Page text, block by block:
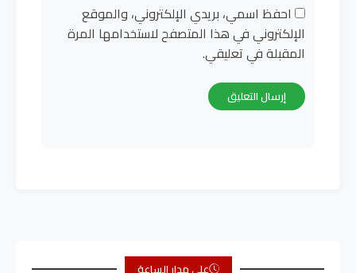
احفظ اسمي، بريدي الإلكتروني، والموقع
الإلكتروني في هذا المتصفح لاستخدامها المرة
المقبلة في تعليقي.
على مدار الساعة